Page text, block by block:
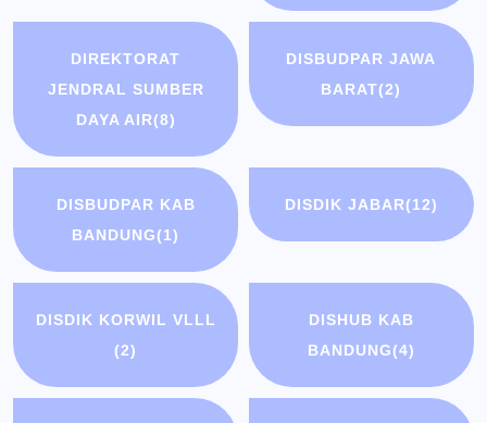
DIREKTORAT
JENDRAL SUMBER
DAYA AIR(8)
DISBUDPAR JAWA
BARAT(2)
DISBUDPAR KAB
BANDUNG(1)
DISDIK JABAR(12)
DISDIK KORWIL VLLL
(2)
DISHUB KAB
BANDUNG(4)